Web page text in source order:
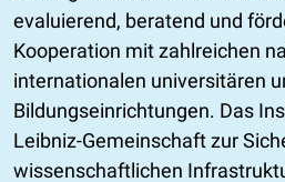
evaluierend, beratend und
Kooperation mit zahlreichen
internationalen universitären
Bildungseinrichtungen. Das
Leibniz-Gemeinschaft zur
wissenschaftlichen